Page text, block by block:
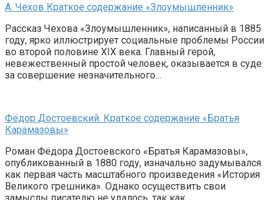
А. Чехов Краткое содержание «Злоумышленник»
Рассказ Чехова «Злоумышленник», написанный в 1885
году, ярко иллюстрирует социальные проблемы России
во второй половине XIX века. Главный герой,
невежественный простой человек, оказывается в суде
за совершение незначительного…
Фёдор Достоевский. Краткое содержание «Братья
Карамазовы»
Роман Фёдора Достоевского «Братья Карамазовы»,
опубликованный в 1880 году, изначально задумывался
как первая часть масштабного произведения «История
Великого грешника». Однако осуществить свои